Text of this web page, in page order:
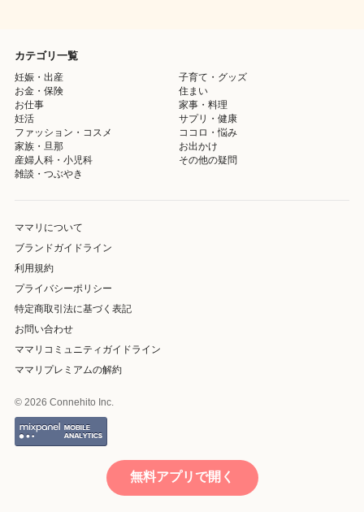
カテゴリ一覧
妊娠・出産
子育て・グッズ
お金・保険
住まい
お仕事
家事・料理
妊活
サプリ・健康
ファッション・コスメ
ココロ・悩み
家族・旦那
お出かけ
産婦人科・小児科
その他の疑問
雑談・つぶやき
ママリについて
ブランドガイドライン
利用規約
プライバシーポリシー
特定商取引法に基づく表記
お問い合わせ
ママリコミュニティガイドライン
ママリプレミアムの解約
© 2026 Connehito Inc.
無料アプリで開く